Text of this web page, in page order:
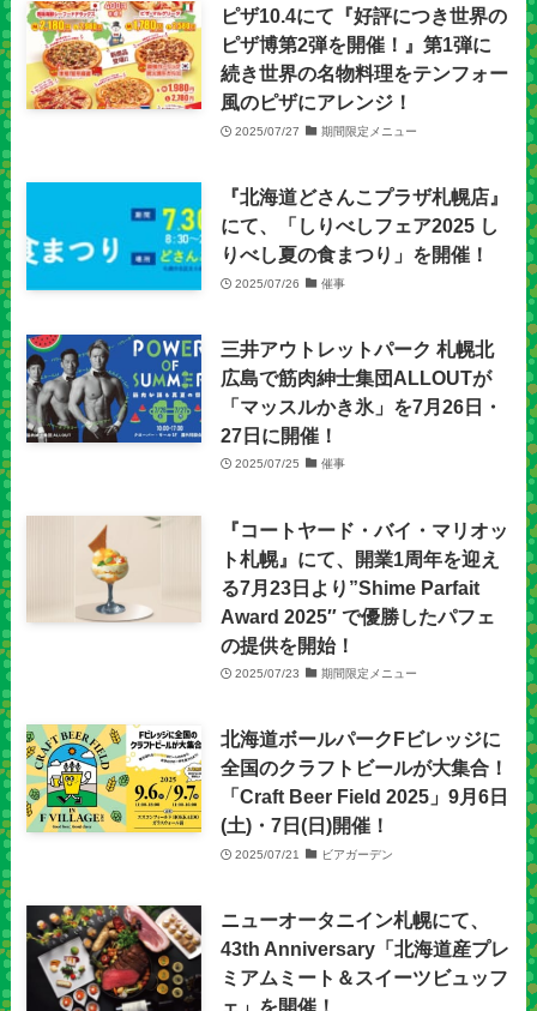
ピザ10.4にて『好評につき世界の
ピザ博第2弾を開催！』第1弾に
続き世界の名物料理をテンフォー
風のピザにアレンジ！
2025/07/27 期間限定メニュー
『北海道どさんこプラザ札幌店』
にて、「しりべしフェア2025 し
りべし夏の食まつり」を開催！
2025/07/26 催事
三井アウトレットパーク 札幌北
広島で筋肉紳士集団ALLOUTが
「マッスルかき氷」を7月26日・
27日に開催！
2025/07/25 催事
『コートヤード・バイ・マリオッ
ト札幌』にて、開業1周年を迎え
る7月23日より”Shime Parfait
Award 2025″ で優勝したパフェ
の提供を開始！
2025/07/23 期間限定メニュー
北海道ボールパークFビレッジに
全国のクラフトビールが大集合！
「Craft Beer Field 2025」9月6日
(土)・7日(日)開催！
2025/07/21 ビアガーデン
ニューオータニイン札幌にて、
43th Anniversary「北海道産プレ
ミアムミート＆スイーツビュッフ
ェ」を開催！